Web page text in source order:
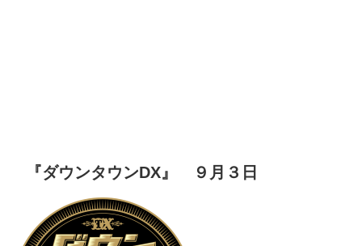
『ダウンタウンDX』 ９月３日